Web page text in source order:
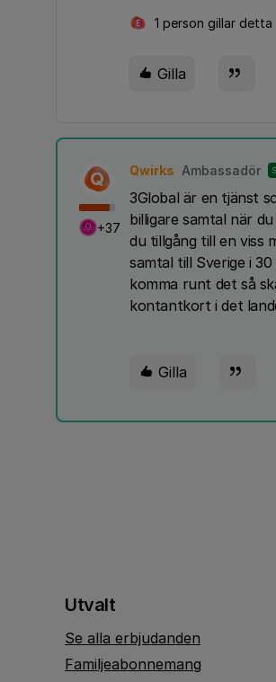
E 1 person gillar detta
Gilla
Q
+37
Qwirks Ambassadör
3Global är en tjänst
billigare samtal när
du tillgång till en viss
samtal till Sverige i
komma runt det så
kontantkort i det
Gilla
Utvalt
Se alla erbjudanden
Familjeabonnemang